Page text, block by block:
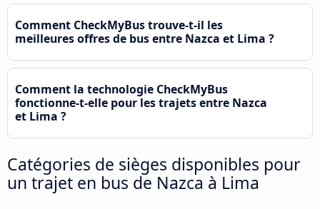
Comment CheckMyBus trouve-t-il les
meilleures offres de bus entre Nazca et Lima ?
Comment la technologie CheckMyBus
fonctionne-t-elle pour les trajets entre Nazca
et Lima ?
Catégories de sièges disponibles pour
un trajet en bus de Nazca à Lima